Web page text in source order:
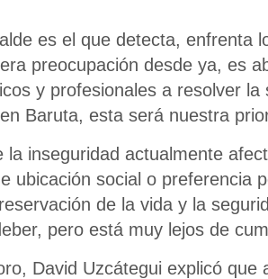
es el que detecta, enfrenta
preocupación desde ya, es
y profesionales a resolver
Baruta, esta será nuestra
la inseguridad actualmente
ubicación social o preferencia
de la vida y la
pero está muy lejos de
David Uzcátegui explicó que